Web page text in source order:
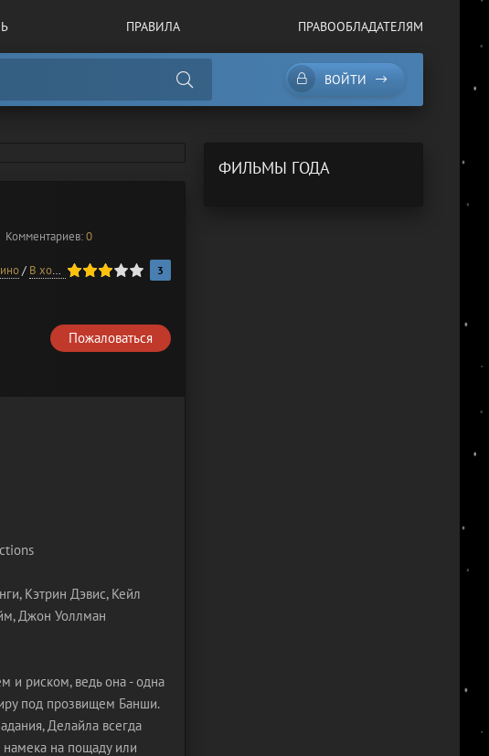
ПРАВИЛА ПРАВООБЛАДАТЕЛЯМ
ВОЙТИ
Комментариев:0
/ В хорошем качестве / Фильмы 2022 года
3 4 5 3
Пожаловаться
Кэтрин Дэвис, Кейл
Джон Уоллман
и риском, ведь она - одна
под прозвищем Банши.
Делайла всегда
намека на пощаду или
ФИЛЬМЫ ГОДА